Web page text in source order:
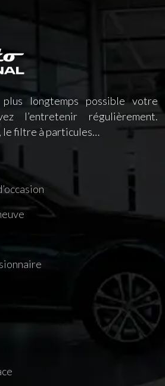
longtemps possible votre
l’entretenir régulièrement.
le filtre à particules…